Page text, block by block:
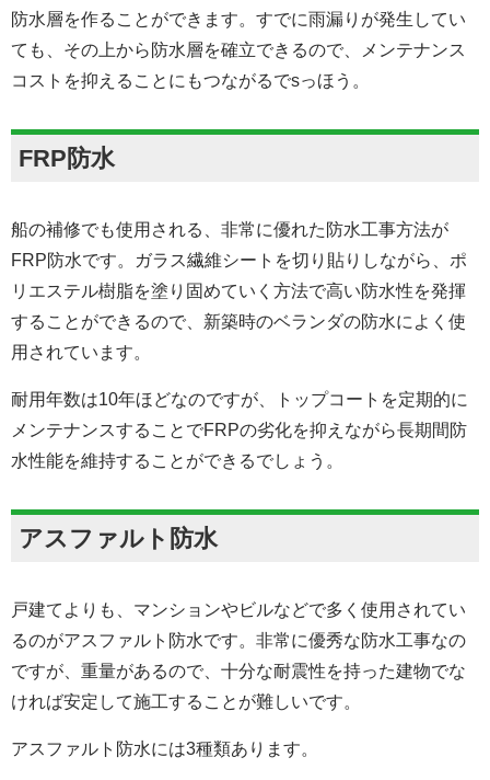
防水層を作ることができます。すでに雨漏りが発生してい
ても、その上から防水層を確立できるので、メンテナンス
コストを抑えることにもつながるでsっほう。
FRP防水
船の補修でも使用される、非常に優れた防水工事方法が
FRP防水です。ガラス繊維シートを切り貼りしながら、ポ
リエステル樹脂を塗り固めていく方法で高い防水性を発揮
することができるので、新築時のベランダの防水によく使
用されています。
耐用年数は10年ほどなのですが、トップコートを定期的に
メンテナンスすることでFRPの劣化を抑えながら長期間防
水性能を維持することができるでしょう。
アスファルト防水
戸建てよりも、マンションやビルなどで多く使用されてい
るのがアスファルト防水です。非常に優秀な防水工事なの
ですが、重量があるので、十分な耐震性を持った建物でな
ければ安定して施工することが難しいです。
アスファルト防水には3種類あります。